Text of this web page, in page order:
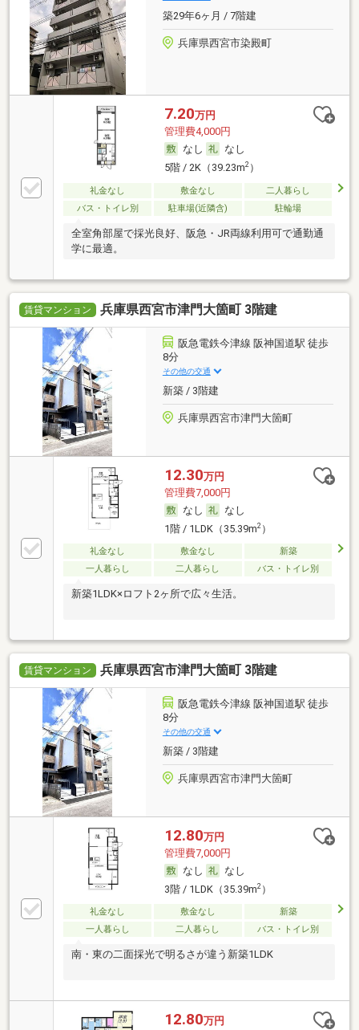
築29年6ヶ月 / 7階建
兵庫県西宮市染殿町
7.20万円
管理費4,000円
なし
なし
5階 / 2K（39.23m2）
礼金なし 敷金なし
二人暮らし
バス・トイレ別
駐車場(近隣含) 駐輪場
全室角部屋で採光良好、阪急・JR両線利用可で通勤通
学に最適。
賃貸マンション 兵庫県西宮市津門大箇町 3階建
阪急電鉄今津線 阪神国道駅 徒歩
8分
その他の交通
新築 / 3階建
兵庫県西宮市津門大箇町
12.30万円
管理費7,000円
なし
なし
1階 / 1LDK（35.39m2）
礼金なし 敷金なし
新築
一人暮らし
二人暮らし バス・トイレ別
新築1LDK×ロフト2ヶ所で広々生活。
賃貸マンション 兵庫県西宮市津門大箇町 3階建
阪急電鉄今津線 阪神国道駅 徒歩
8分
その他の交通
新築 / 3階建
兵庫県西宮市津門大箇町
12.80万円
管理費7,000円
なし
なし
3階 / 1LDK（35.39m2）
礼金なし 敷金なし
新築
一人暮らし
二人暮らし バス・トイレ別
南・東の二面採光で明るさが違う新築1LDK
12.80万円